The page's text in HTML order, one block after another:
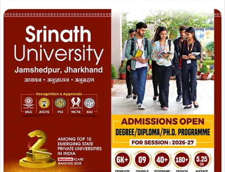
Join WhatsApp Join Now
Join Facebook Join Now